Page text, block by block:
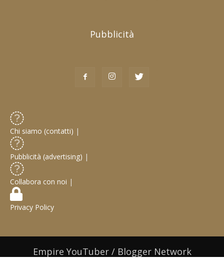
Pubblicità
Chi siamo (contatti) |
Pubblicità (advertising) |
Collabora con noi |
Privacy Policy
Empire YouTuber / Blogger Network